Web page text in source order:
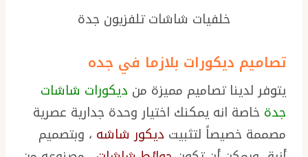
خلفيات شاشات تلفزيون جدة
تصاميم ديكورات بلازما في جده
يتوفر لدينا تصاميم مميزة من ديكورات شاشات
جدة خاصة انه يمكنك اختيار وحدة جدارية عصرية
مصممة خصيصاً لتثبيت ديكور شاشه ، وبتصميم